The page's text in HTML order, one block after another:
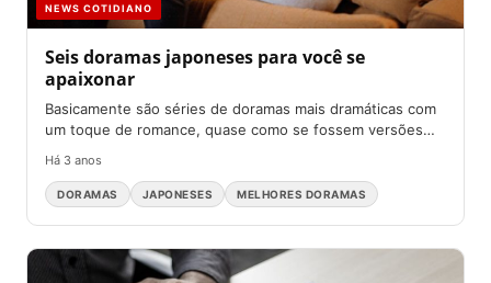
NEWS COTIDIANO
Seis doramas japoneses para você se
apaixonar
Basicamente são séries de doramas mais dramáticas com
um toque de romance, quase como se fossem versões
nipônicas...
Há 3 anos
DORAMAS JAPONESES MELHORES DORAMAS